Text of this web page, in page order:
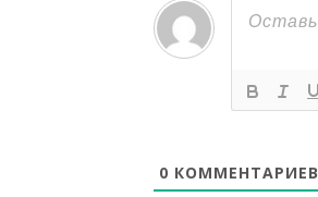
0 КОММЕНТАРИЕВ